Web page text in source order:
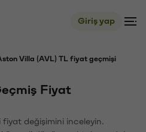
Giriş yap
Villa (AVL) TL fiyat geçmişi
Fiyat
fiyat değişimini inceleyin.